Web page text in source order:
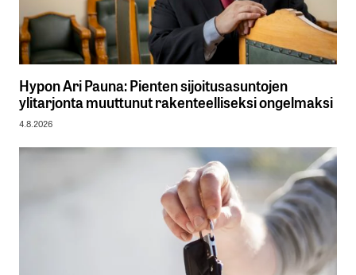
Hypon Ari Pauna: Pienten sijoitusasuntojen
ylitarjonta muuttunut rakenteelliseksi ongelmaksi
4.8.2026